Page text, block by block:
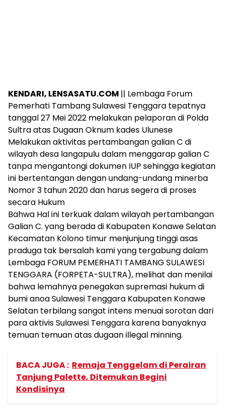
KENDARI, LENSASATU.COM || Lembaga Forum
Pemerhati Tambang Sulawesi Tenggara tepatnya
tanggal 27 Mei 2022 melakukan pelaporan di Polda
Sultra atas Dugaan Oknum kades Ulunese
Melakukan aktivitas pertambangan galian C di
wilayah desa langapulu dalam menggarap galian C
tanpa mengantongi dokumen IUP sehingga kegiatan
ini bertentangan dengan undang-undang minerba
Nomor 3 tahun 2020 dan harus segera di proses
secara Hukum
Bahwa Hal ini terkuak dalam wilayah pertambangan
Galian C. yang berada di Kabupaten Konawe Selatan
Kecamatan Kolono timur menjunjung tinggi asas
praduga tak bersalah kami yang tergabung dalam
Lembaga FORUM PEMERHATI TAMBANG SULAWESI
TENGGARA (FORPETA-SULTRA), melihat dan menilai
bahwa lemahnya penegakan supremasi hukum di
bumi anoa Sulawesi Tenggara Kabupaten Konawe
Selatan terbilang sangat intens menuai sorotan dari
para aktivis Sulawesi Tenggara karena banyaknya
temuan temuan atas dugaan illegal minning.
BACA JUGA : Remaja Tenggelam di Perairan
Tanjung Palette, Ditemukan Begini
Kondisinya